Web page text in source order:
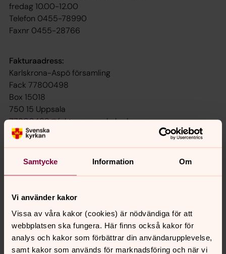
Samtycke Information Om
Vi använder kakor
Vissa av våra kakor (cookies) är nödvändiga för att
webbplatsen ska fungera. Här finns också kakor för
analys och kakor som förbättrar din användarupplevelse,
samt kakor som används för marknadsföring och när vi
fredag 10.00-12.00
Telefon 0455-78990
Faxnr 0455-28766
Fakturaadress:
Karlskrona-Aspö församling
Fack 77800498
Box 15018
750 15 Uppsala
77800498@faktura.svenskakyrkan.se
Synpunkter eller frågor på sidans
innehåll?
karlskrona-aspo.forsamling@svenskakyrkan.se